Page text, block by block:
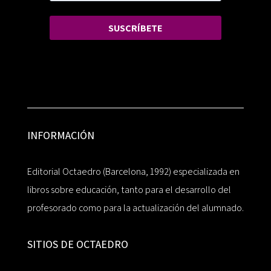
SUSCRÍBETE
INFORMACIÓN
Editorial Octaedro (Barcelona, 1992) especializada en
libros sobre educación, tanto para el desarrollo del
profesorado como para la actualización del alumnado.
SITIOS DE OCTAEDRO